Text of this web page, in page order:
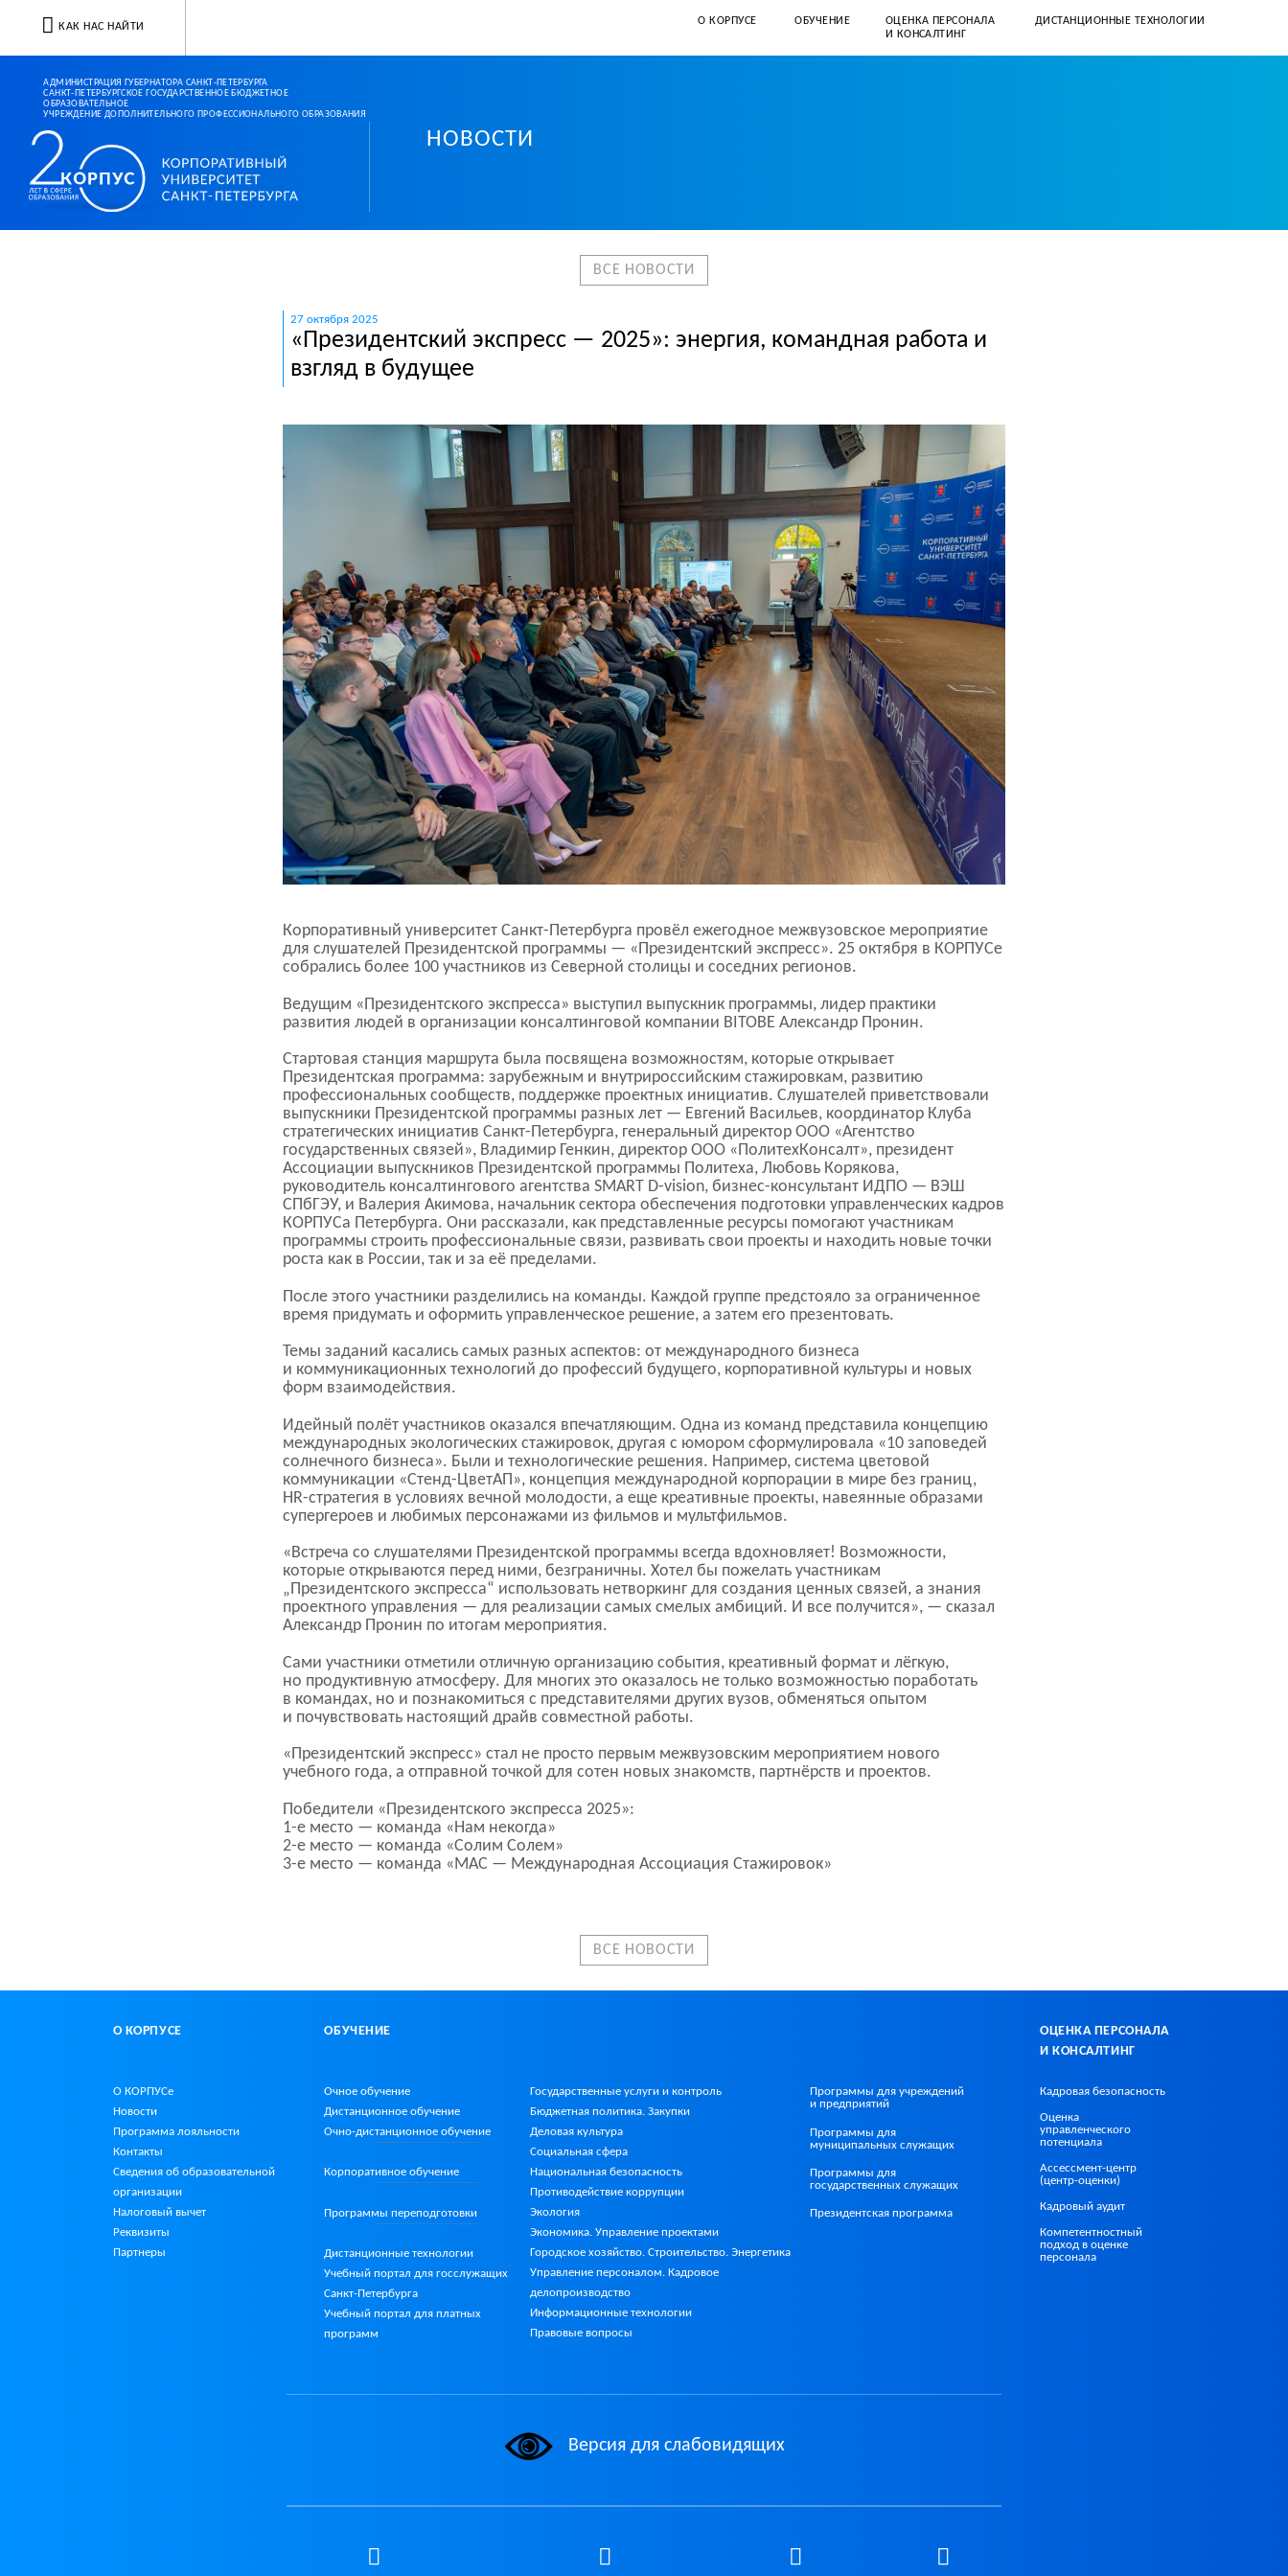
АДМИНИСТРАЦИЯ ГУБЕРНАТОРА САНКТ-ПЕТЕРБУРГА
САНКТ-ПЕТЕРБУРГСКОЕ ГОСУДАРСТВЕННОЕ БЮДЖЕТНОЕ
ОБРАЗОВАТЕЛЬНОЕ
УЧРЕЖДЕНИЕ ДОПОЛНИТЕЛЬНОГО ПРОФЕССИОНАЛЬНОГО ОБРАЗОВАНИЯ
Корпоративный университет Санкт-Петербурга
НОВОСТИ
КАК НАС НАЙТИ
О КОРПУСЕ ОБУЧЕНИЕ
ОЦЕНКА ПЕРСОНАЛА
И КОНСАЛТИНГ
ДИСТАНЦИОННЫЕ ТЕХНОЛОГИИ
+7 (812) 331–57–41
ВСЕ НОВОСТИ
27 октября 2025
«Президентский экспресс — 2025»: энергия, командная работа и
взгляд в будущее
Корпоративный университетСанкт-Петербурга провёл ежегодное межвузовское мероприятие
для слушателей Президентской программы — «Президентский экспресс». 25 октября в КОРПУСе
собрались более 100 участников из Северной столицы и соседних регионов.
Ведущим «Президентского экспресса» выступил выпускник программы, лидер практики
развития людей в организации консалтинговой компании BITOBE Александр Пронин.
Стартовая станция маршрута была посвящена возможностям, которые открывает
Президентская программа: зарубежным и внутрироссийским стажировкам, развитию
профессиональных сообществ, поддержке проектных инициатив. Слушателей приветствовали
выпускники Президентской программы разных лет — Евгений Васильев, координатор Клуба
стратегических инициативСанкт-Петербурга, генеральный директор ООО «Агентство
государственных связей», Владимир Генкин, директор ООО «ПолитехКонсалт», президент
Ассоциации выпускников Президентской программы Политеха, Любовь Корякова,
руководитель консалтингового агентства SMART D-vision,бизнес-консультант ИДПО — ВЭШ
СПбГЭУ, и Валерия Акимова, начальник сектора обеспечения подготовки управленческих кадров
КОРПУСа Петербурга. Они рассказали, как представленные ресурсы помогают участникам
программы строить профессиональные связи, развивать свои проекты и находить новые точки
роста как в России, так и за её пределами.
После этого участники разделились на команды. Каждой группе предстояло за ограниченное
время придумать и оформить управленческое решение, а затем его презентовать.
Темы заданий касались самых разных аспектов: от международного бизнеса
и коммуникационных технологий до профессий будущего, корпоративной культуры и новых
форм взаимодействия.
Идейный полёт участников оказался впечатляющим. Одна из команд представила концепцию
международных экологических стажировок, другая с юмором сформулировала «10 заповедей
солнечного бизнеса». Были и технологические решения. Например, система цветовой
коммуникации «Стенд-ЦветАП», концепция международной корпорации в мире без границ,
HR-стратегия в условиях вечной молодости, а еще креативные проекты, навеянные образами
супергероев и любимых персонажами из фильмов и мультфильмов.
«Встреча со слушателями Президентской программы всегда вдохновляет! Возможности,
которые открываются перед ними, безграничны. Хотел бы пожелать участникам
„Президентского экспресса“ использовать нетворкинг для создания ценных связей, а знания
проектного управления — для реализации самых смелых амбиций. И все получится», — сказал
Александр Пронин по итогам мероприятия.
Сами участники отметили отличную организацию события, креативный формат и лёгкую,
но продуктивную атмосферу. Для многих это оказалось не только возможностью поработать
в командах, но и познакомиться с представителями других вузов, обменяться опытом
и почувствовать настоящий драйв совместной работы.
«Президентский экспресс» стал не просто первым межвузовским мероприятием нового
учебного года, а отправной точкой для сотен новых знакомств, партнёрств и проектов.
Победители «Президентского экспресса 2025»:
1-е место — команда «Нам некогда»
2-е место — команда «Солим Солем»
3-е место — команда «МАС — Международная Ассоциация Стажировок»
ВСЕ НОВОСТИ
О КОРПУСЕ
О КОРПУСе
Новости
Программа лояльности
Контакты
Сведения об образовательной
организации
Налоговый вычет
Реквизиты
Партнеры
ОБУЧЕНИЕ
Очное обучение
Дистанционное обучение
Очно-дистанционное обучение
Корпоративное обучение
Программы переподготовки
Дистанционные технологии
Учебный портал для госслужащих
Санкт-Петербурга
Учебный портал для платных
программ
Государственные услуги и контроль
Бюджетная политика. Закупки
Деловая культура
Социальная сфера
Национальная безопасность
Противодействие коррупции
Экология
Экономика. Управление проектами
Городское хозяйство. Строительство. Энергетика
Управление персоналом. Кадровое
делопроизводство
Информационные технологии
Правовые вопросы
Программы для учреждений
и предприятий
Программы для
муниципальных служащих
Программы для
государственных служащих
Президентская программа
ОЦЕНКА ПЕРСОНАЛА
И КОНСАЛТИНГ
Кадровая безопасность
Оценка
управленческого
потенциала
Ассессмент-центр
(центр-оценки)
Кадровый аудит
Компетентностный
подход в оценке
персонала
Версия для слабовидящих